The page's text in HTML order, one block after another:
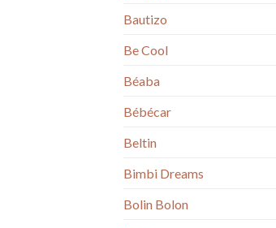
Bautizo
Be Cool
Béaba
Bébécar
Beltin
Bimbi Dreams
Bolin Bolon